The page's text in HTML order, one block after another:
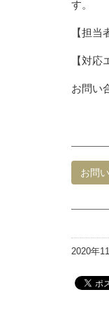
す。
【担
【対
お問い
お問
2020年